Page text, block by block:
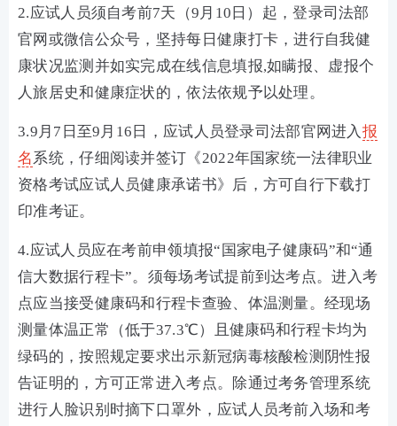
2.应试人员须自考前7天（9月10日）起，登录司法部
官网或微信公众号，坚持每日健康打卡，进行自我健
康状况监测并如实完成在线信息填报,如瞒报、虚报个
人旅居史和健康症状的，依法依规予以处理。
3.9月7日至9月16日，应试人员登录司法部官网进入 报
名系统，仔细阅读并签订《2022年国家统一法律职业
资格考试应试人员健康承诺书》后，方可自行下载打
印准考证。
4.应试人员应在考前申领填报“国家电子健康码”和“通
信大数据行程卡”。须每场考试提前到达考点。进入考
点应当接受健康码和行程卡查验、体温测量。经现场
测量体温正常（低于37.3℃）且健康码和行程卡均为
绿码的，按照规定要求出示新冠病毒核酸检测阴性报
告证明的，方可正常进入考点。除通过考务管理系统
进行人脸识别时摘下口罩外，应试人员考前入场和考